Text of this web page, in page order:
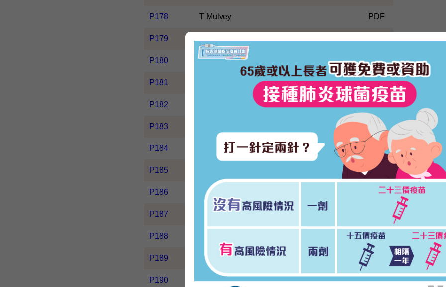
P178 T Mulvey PDF
P179
P180 TO Tip-lam PDF
P181 PDF
P182 PDF
P183 PDF
P184 YT Chan
P185 PDF
P186 (來信人要求以不具名方式公開) PDF
P187 (來信人要求以不具名方式公開)
P188 PDF
P189 (來信人要求以不具名方式公開) PDF
P190 (來信人要求以不具名方式公開) PDF